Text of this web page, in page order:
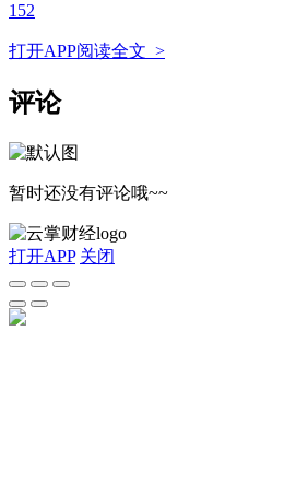
152
打开APP阅读全文 >
评论
暂时还没有评论哦~~
打开APP 关闭